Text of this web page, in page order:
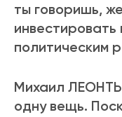
ты говоришь,
инвестировать
политическим
Михаил
одну вещь.